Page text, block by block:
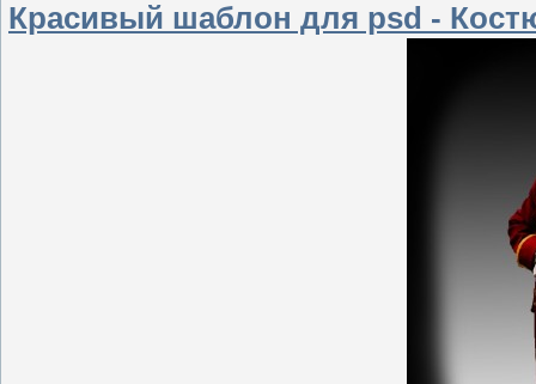
Красивый шаблон для psd -